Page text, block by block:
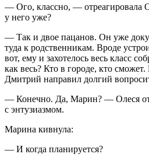
— Ого, классно, — отреагировала
у него уже?
— Так и двое пацанов. Он уже
туда к родственникам. Вроде
вот, ему и захотелось весь класс
как весь? Кто в городе, кто
Дмитрий направил долгий
— Конечно. Да, Марин? — Олеся
с энтузиазмом.
Марина кивнула:
— И когда планируется?